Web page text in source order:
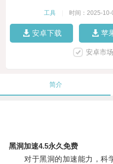
工具 时间：2025-10-
安卓下载 苹
安卓市
简介
黑洞加速4.5永久免费
对于黑洞的加速能力，科